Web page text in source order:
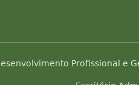
Profissional e